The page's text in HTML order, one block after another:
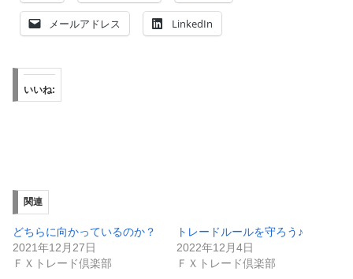
メールアドレス LinkedIn
いいね:
関連
どちらに向かっているのか？
2021年12月27日
ＦＸトレード倶楽部
トレードルールを守ろう♪
2022年12月4日
ＦＸトレード倶楽部